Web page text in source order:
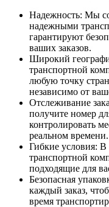
Надежность: Мы
надежными
гарантируют
ваших заказов.
Широкий
транспортной
любую точку
независимо от
Отслеживание
получите номер
контролировать
реальном времени.
Гибкие условия:
транспортной
подходящие для
Безопасная
каждый заказ,
время